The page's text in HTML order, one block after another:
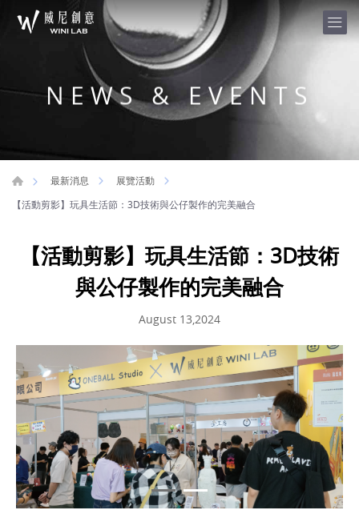
NEWS & EVENTS
最新消息
展覽活動
【活動剪影】玩具生活節：3D技術與公仔製作的完美融合
【活動剪影】玩具生活節：3D技術
與公仔製作的完美融合
August 13,2024